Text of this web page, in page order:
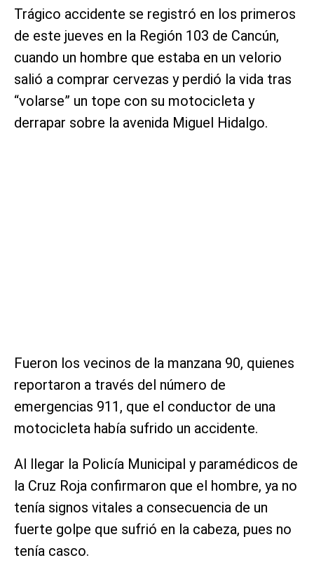
Trágico accidente se registró en los primeros
de este jueves en la Región 103 de Cancún,
cuando un hombre que estaba en un velorio
salió a comprar cervezas y perdió la vida tras
“volarse” un tope con su motocicleta y
derrapar sobre la avenida Miguel Hidalgo.
Fueron los vecinos de la manzana 90, quienes
reportaron a través del número de
emergencias 911, que el conductor de una
motocicleta había sufrido un accidente.
Al llegar la Policía Municipal y paramédicos de
la Cruz Roja confirmaron que el hombre, ya no
tenía signos vitales a consecuencia de un
fuerte golpe que sufrió en la cabeza, pues no
tenía casco.